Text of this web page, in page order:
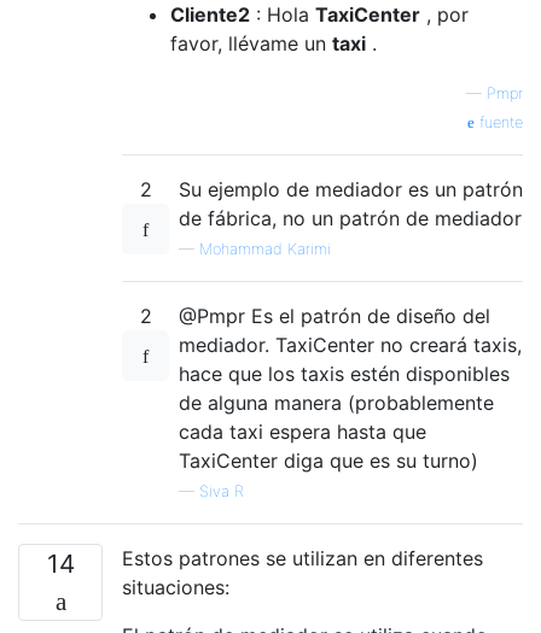
Cliente2 : Hola TaxiCenter , por
favor, llévame un taxi .
— Pmpr
fuente
2
Su ejemplo de mediador es un patrón
de fábrica, no un patrón de mediador
— Mohammad Karimi
2
@Pmpr Es el patrón de diseño del
mediador. TaxiCenter no creará taxis,
hace que los taxis estén disponibles
de alguna manera (probablemente
cada taxi espera hasta que
TaxiCenter diga que es su turno)
— Siva R
14
Estos patrones se utilizan en diferentes
situaciones: